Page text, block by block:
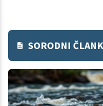
SORODNI